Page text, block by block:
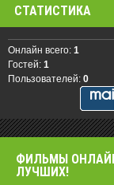
СТАТИСТИКА
Онлайн всего: 1
Гостей: 1
Пользователей: 0
ФИЛЬМЫ
ЛУЧШИХ!